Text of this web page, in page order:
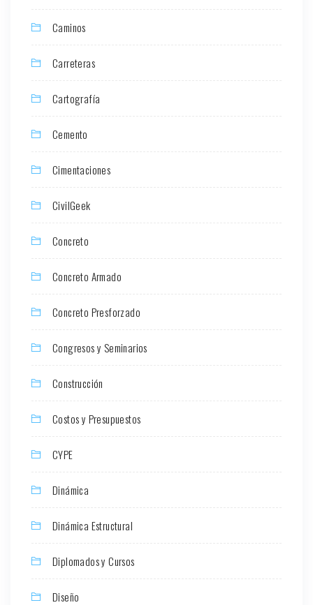
Caminos
Carreteras
Cartografía
Cemento
Cimentaciones
CivilGeek
Concreto
Concreto Armado
Concreto Presforzado
Congresos y Seminarios
Construcción
Costos y Presupuestos
CYPE
Dinámica
Dinámica Estructural
Diplomados y Cursos
Diseño